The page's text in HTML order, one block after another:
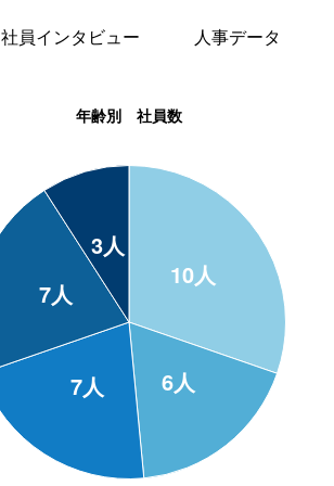
社員インタビュー 人事データ
年齢別 社員数